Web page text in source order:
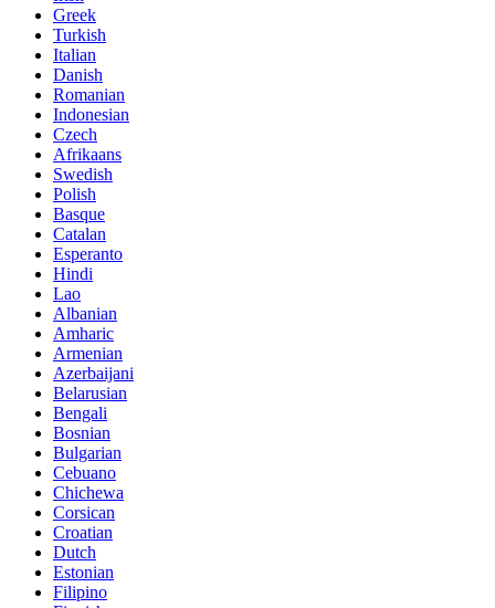
Greek
Turkish
Italian
Danish
Romanian
Indonesian
Czech
Afrikaans
Swedish
Polish
Basque
Catalan
Esperanto
Hindi
Lao
Albanian
Amharic
Armenian
Azerbaijani
Belarusian
Bengali
Bosnian
Bulgarian
Cebuano
Chichewa
Corsican
Croatian
Dutch
Estonian
Filipino